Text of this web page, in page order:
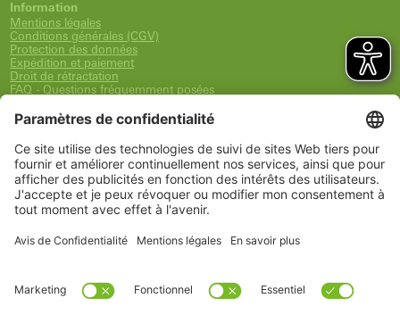
Information
Mentions légales
Conditions générales (CGV)
Protection des données
Expédition et paiement
Droit de rétractation
FAQ - Questions fréquemment posées
Newsletter
Service
Panier
Liste de souhaits
Mon compte
www.schueco.com
shop@schueco.com
Toutes les marques
Schüco International KG